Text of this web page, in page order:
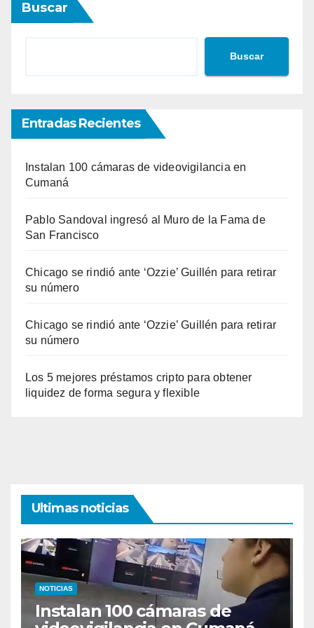
Buscar
Buscar
Entradas Recientes
Instalan 100 cámaras de videovigilancia en
Cumaná
Pablo Sandoval ingresó al Muro de la Fama de
San Francisco
Chicago se rindió ante ‘Ozzie’ Guillén para retirar
su número
Chicago se rindió ante ‘Ozzie’ Guillén para retirar
su número
Los 5 mejores préstamos cripto para obtener
liquidez de forma segura y flexible
Ultimas noticias
NOTICIAS
Instalan 100 cámaras de